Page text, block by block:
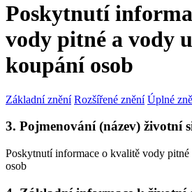
Poskytnutí
vody pitné a vody
koupání osob
Základní znění Rozšířené znění Úplné
3. Pojmenování (název) životní
Poskytnutí informace o kvalitě vody
osob